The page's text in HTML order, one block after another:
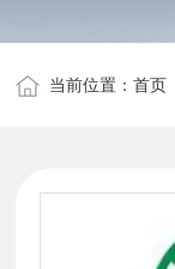
当前位置：首页